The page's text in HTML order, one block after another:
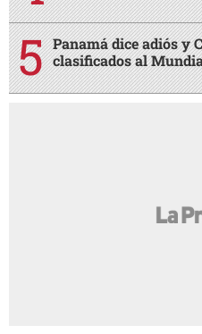
Panamá dice adiós y
clasificados al